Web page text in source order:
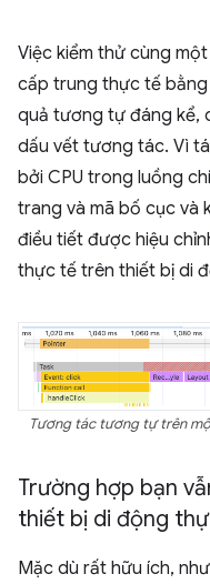
Việc kiểm thử cùng
cấp trung thực tế
quả tương tự đáng kể,
dấu vết tương tác. Vì
bởi CPU trong luồng
trang và mã bố cục và
điều tiết được hiệu
thực tế trên thiết bị di
Tương tác tương tự trên
Trường hợp bạn
thiết bị di động
Mặc dù rất hữu ích,